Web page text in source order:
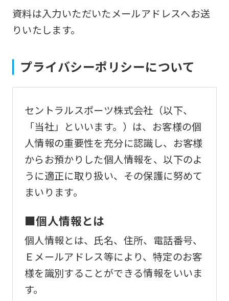
資料は入力いただいたメールアドレスへお送
りいたします。
プライバシーポリシーについて
セントラルスポーツ株式会社（以下、
「当社」といいます。）は、お客様の個
人情報の重要性を充分に認識し、お客様
からお預かりした個人情報を、以下のよ
うに適正に取り扱い、その保護に努めて
まいります。
■個人情報とは
個人情報とは、氏名、住所、電話番号、
Ｅメールアドレス等により、特定のお客
様を識別することができる情報をいいま
す。